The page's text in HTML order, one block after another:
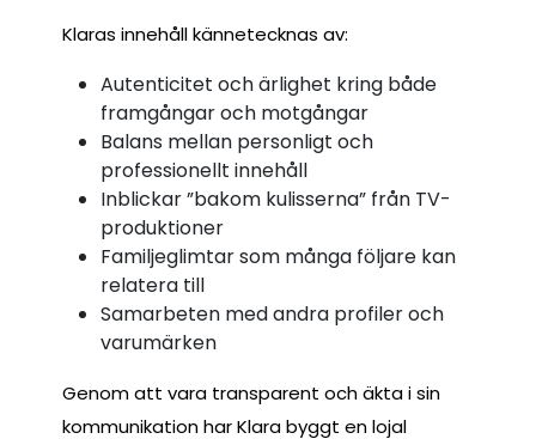
Klaras innehåll kännetecknas av:
Autenticitet och ärlighet kring både
framgångar och motgångar
Balans mellan personligt och
professionellt innehåll
Inblickar ”bakom kulisserna” från TV-
produktioner
Familjeglimtar som många följare kan
relatera till
Samarbeten med andra profiler och
varumärken
Genom att vara transparent och äkta i sin
kommunikation har Klara byggt en lojal